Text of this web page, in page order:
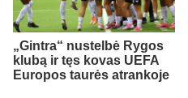
„Gintra“ nustelbė Rygos
klubą ir tęs kovas UEFA
Europos taurės atrankoje